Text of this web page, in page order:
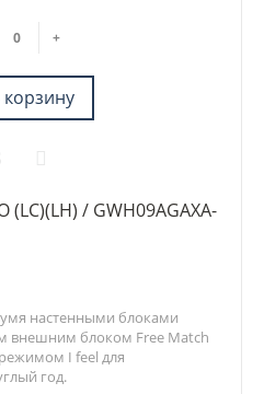
+
корзину
(LC)(LH) / GWH09AGAXA-
настенными блоками
внешним блоком Free Match
I feel для
год.